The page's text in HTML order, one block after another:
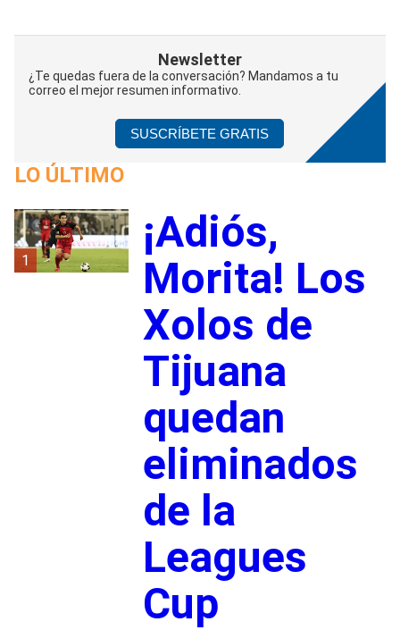
Newsletter
¿Te quedas fuera de la conversación? Mandamos a tu
correo el mejor resumen informativo.
SUSCRÍBETE GRATIS
LO ÚLTIMO
1
¡Adiós,
Morita! Los
Xolos de
Tijuana
quedan
eliminados
de la
Leagues
Cup